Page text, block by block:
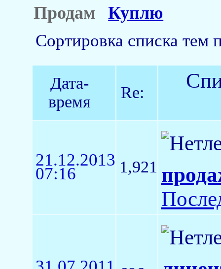
Продам Куплю
Сортировка списка тем
Дата-
время
Re:
21.12.2013
07:16 1,921